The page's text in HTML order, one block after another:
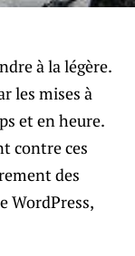
à la légère.
les mises à
et en heure.
contre ces
des
WordPress,